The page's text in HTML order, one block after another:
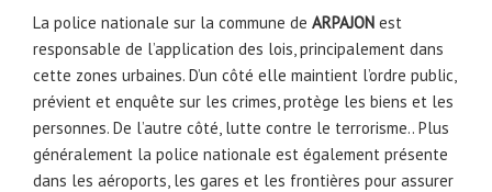
La police nationale sur la commune de ARPAJON est
responsable de l’application des lois, principalement dans
cette zones urbaines. D’un côté elle maintient l’ordre public,
prévient et enquête sur les crimes, protège les biens et les
personnes. De l’autre côté, lutte contre le terrorisme.. Plus
généralement la police nationale est également présente
dans les aéroports, les gares et les frontières pour assurer